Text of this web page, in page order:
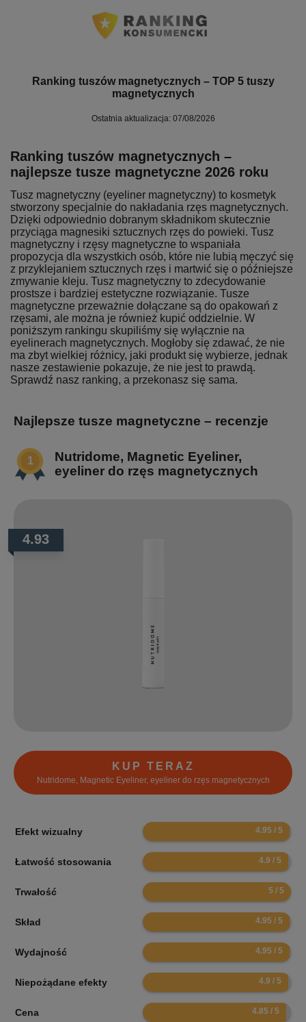
Ranking tuszów magnetycznych – TOP 5 tuszy
magnetycznych
Ostatnia aktualizacja: 07/08/2026
Ranking tuszów magnetycznych –
najlepsze tusze magnetyczne 2026 roku
Tusz magnetyczny (eyeliner magnetyczny) to kosmetyk
stworzony specjalnie do nakładania rzęs magnetycznych.
Dzięki odpowiednio dobranym składnikom skutecznie
przyciąga magnesiki sztucznych rzęs do powieki. Tusz
magnetyczny i rzęsy magnetyczne to wspaniała
propozycja dla wszystkich osób, które nie lubią męczyć się
z przyklejaniem sztucznych rzęs i martwić się o późniejsze
zmywanie kleju. Tusz magnetyczny to zdecydowanie
prostsze i bardziej estetyczne rozwiązanie. Tusze
magnetyczne przeważnie dołączane są do opakowań z
rzęsami, ale można je również kupić oddzielnie. W
poniższym rankingu skupiliśmy się wyłącznie na
eyelinerach magnetycznych. Mogłoby się zdawać, że nie
ma zbyt wielkiej różnicy, jaki produkt się wybierze, jednak
nasze zestawienie pokazuje, że nie jest to prawdą.
Sprawdź nasz ranking, a przekonasz się sama.
Najlepsze tusze magnetyczne – recenzje
Nutridome, Magnetic Eyeliner,
eyeliner do rzęs magnetycznych
4.93
KUP TERAZ
Nutridome, Magnetic Eyeliner, eyeliner do rzęs magnetycznych
Efekt wizualny 9.9
Łatwość stosowania 9.8
Trwałość 10
Skład 9.9
Wydajność 9.9
Niepożądane efekty 9.8
Cena 9.7